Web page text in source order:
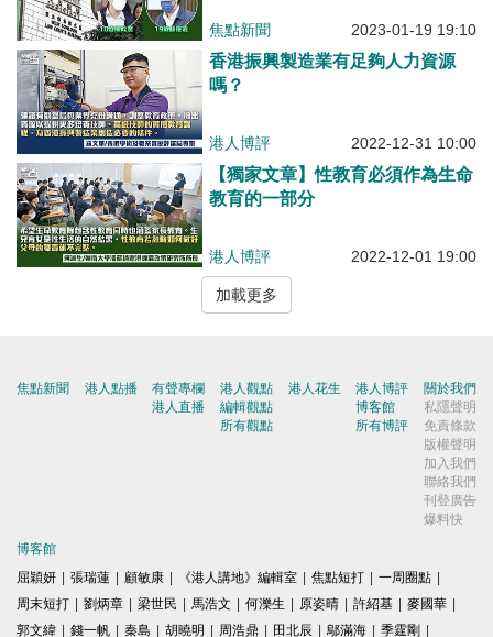
焦點新聞 2023-01-19 19:10
香港振興製造業有足夠人力資源
嗎？
港人博評 2022-12-31 10:00
【獨家文章】性教育必須作為生命
教育的一部分
港人博評 2022-12-01 19:00
加載更多
焦點新聞 港人點播
有聲專欄
港人直播
港人觀點
編輯觀點
所有觀點
港人花生
港人博評
博客館
所有博評
關於我們
私隱聲明
免責條款
版權聲明
加入我們
聯絡我們
刊登廣告
爆料快
博客館
屈穎妍 | 張瑞蓮 | 顧敏康 | 《港人講地》編輯室 | 焦點短打 | 一周圈點 |
周末短打 | 劉炳章 | 梁世民 | 馬浩文 | 何濼生 | 原姿晴 | 許紹基 | 麥國華 |
郭文緯 | 錢一帆 | 秦島 | 胡曉明 | 周浩鼎 | 田北辰 | 鄔滿海 | 季霆剛 |